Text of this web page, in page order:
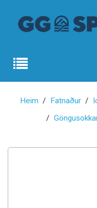
Heim Fatnaður